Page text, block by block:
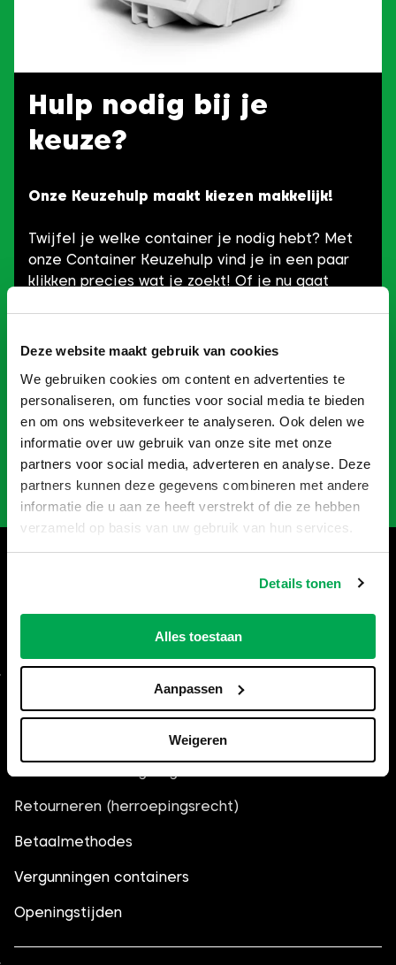
Deze website maakt gebruik van cookies
We gebruiken cookies om content en advertenties te
personaliseren, om functies voor social media te bieden
en om ons websiteverkeer te analyseren. Ook delen we
informatie over uw gebruik van onze site met onze
partners voor social media, adverteren en analyse. Deze
partners kunnen deze gegevens combineren met andere
informatie die u aan ze heeft verstrekt of die ze hebben
verzameld op basis van uw gebruik van hun services.
Details tonen
Alles toestaan
Aanpassen
Weigeren
Hulp nodig bij je
keuze?
Onze Keuzehulp maakt kiezen makkelijk!
Twijfel je welke container je nodig hebt? Met
onze Container Keuzehulp vind je in een paar
klikken precies wat je zoekt! Of je nu gaat
Probeer het zelf en ontdek welke container
perfect bij jouw project past!
Naar Keuzehulp
, wij helpen je
graag verder.
Veelgestelde vragen (FAQ)
Retourneren (herroepingsrecht)
Betaalmethodes
Vergunningen containers
Openingstijden